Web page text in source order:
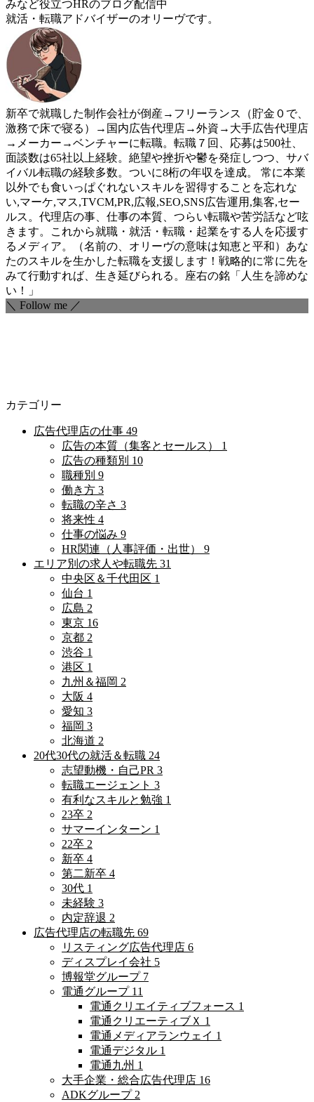
みなど役立つHRのブログ配信中
就活・転職アドバイザーのオリーヴです。
新卒で就職した制作会社が倒産→フリーランス（貯金０で、
激務で床で寝る）→国内広告代理店→外資→大手広告代理店
→メーカー→ベンチャーに転職。転職７回、応募は500社、
面談数は65社以上経験。絶望や挫折や鬱を発症しつつ、サバ
イバル転職の経験多数。ついに8桁の年収を達成。 常に本業
以外でも食いっぱぐれないスキルを習得することを忘れな
い,マーケ,マス,TVCM,PR,広報,SEO,SNS広告運用,集客,セー
ルス。代理店の事、仕事の本質、つらい転職や苦労話など呟
きます。これから就職・就活・転職・起業をする人を応援す
るメディア。（名前の、オリーヴの意味は知恵と平和）あな
たのスキルを生かした転職を支援します！戦略的に常に先を
みて行動すれば、生き延びられる。座右の銘「人生を諦めな
い！」
＼ Follow me ／
カテゴリー
広告代理店の仕事 49
広告の本質（集客とセールス） 1
広告の種類別 10
職種別 9
働き方 3
転職の辛さ 3
将来性 4
仕事の悩み 9
HR関連（人事評価・出世） 9
エリア別の求人や転職先 31
中央区＆千代田区 1
仙台 1
広島 2
東京 16
京都 2
渋谷 1
港区 1
九州＆福岡 2
大阪 4
愛知 3
福岡 3
北海道 2
20代30代の就活＆転職 24
志望動機・自己PR 3
転職エージェント 3
有利なスキルと勉強 1
23卒 2
サマーインターン 1
22卒 2
新卒 4
第二新卒 4
30代 1
未経験 3
内定辞退 2
広告代理店の転職先 69
リスティング広告代理店 6
ディスプレイ会社 5
博報堂グループ 7
電通グループ 11
電通クリエイティブフォース 1
電通クリエーティブＸ 1
電通メディアランウェイ 1
電通デジタル 1
電通九州 1
大手企業・総合広告代理店 16
ADKグループ 2